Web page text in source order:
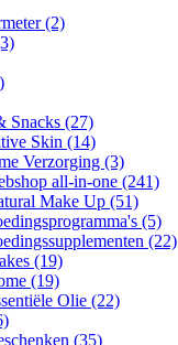
(2)
Snacks (27)
Skin (14)
Verzorging (3)
all-in-one (241)
Make Up (51)
(5)
(22)
(19)
(19)
Olie (22)
(35)